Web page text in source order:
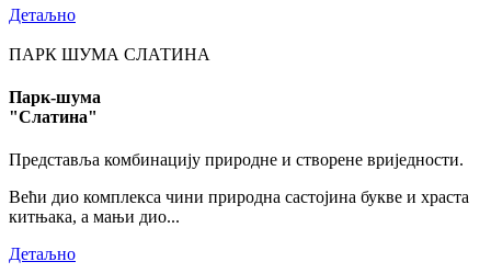
Детаљно
ПАРК ШУМА СЛАТИНА
Парк-шума
"Слатина"
Представља комбинацију природне и створене вриједности.
Већи дио комплекса чини природна састојина букве и храста
китњака, а мањи дио...
Детаљно